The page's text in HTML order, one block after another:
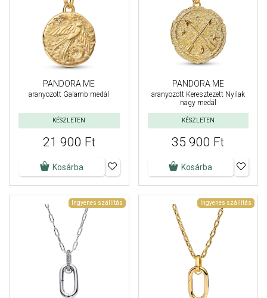
PANDORA ME
aranyozott Galamb medál
KÉSZLETEN
21 900 Ft
Kosárba
PANDORA ME
aranyozott Keresztezett Nyilak
nagy medál
KÉSZLETEN
35 900 Ft
Kosárba
Ingyenes szállítás Ingyenes szállítás